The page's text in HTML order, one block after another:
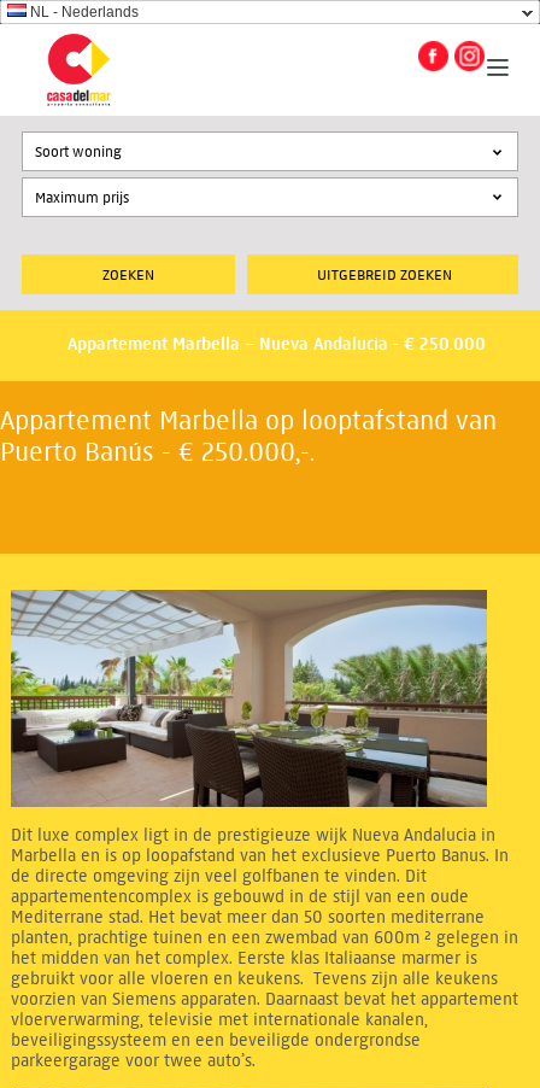
NL - Nederlands
UITGEBREID ZOEKEN
Soort woning
Appartement Marbella – Nueva Andalucia - € 250.000
Appartement Marbella op looptafstand van
Puerto Banús - € 250.000,-.
Dit luxe complex ligt in de prestigieuze wijk Nueva Andalucia in
Marbella en is op loopafstand van het exclusieve Puerto Banus. In
de directe omgeving zijn veel golfbanen te vinden. Dit
appartementencomplex is gebouwd in de stijl van een oude
Mediterrane stad. Het bevat meer dan 50 soorten mediterrane
planten, prachtige tuinen en een zwembad van 600m ² gelegen in
het midden van het complex. Eerste klas Italiaanse marmer is
gebruikt voor alle vloeren en keukens. Tevens zijn alle keukens
voorzien van Siemens apparaten. Daarnaast bevat het appartement
vloerverwarming, televisie met internationale kanalen,
beveiligingssysteem en een beveiligde ondergrondse
parkeergarage voor twee auto’s.